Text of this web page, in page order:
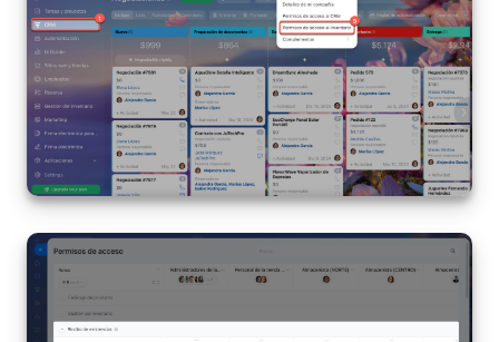
Sitios web
Tienda Online
CRM + Online store
Tienda CRM
Empleados
Base de conocimientos